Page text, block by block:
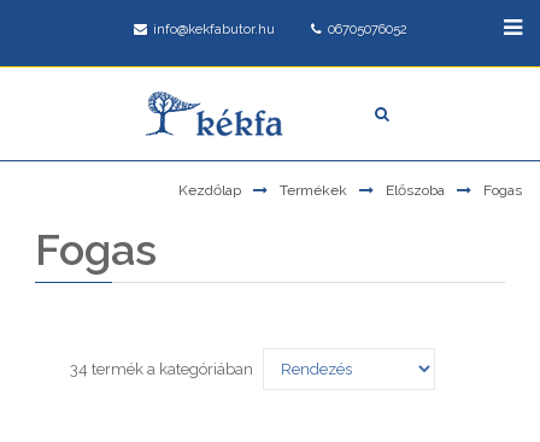
info@kekfabutor.hu 06705076052
Kezdőlap Termékek Előszoba Fogas
Fogas
34 termék a kategóriában